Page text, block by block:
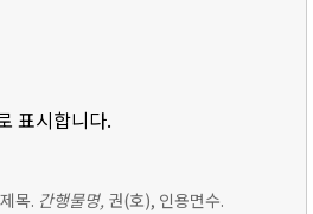
표시합니다.
목. 간행물명, 권(호), 인용면수.